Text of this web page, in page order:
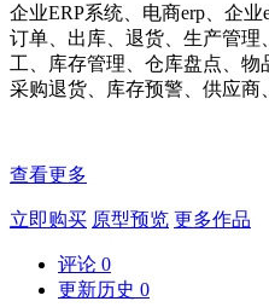
企业ERP系统、电商erp、企
订单、出库、退货、生产管
工、库存管理、仓库盘点、物
采购退货、库存预警、供应商
查看更多
立即购买 原型预览 更多作品
评论 0
更新历史 0